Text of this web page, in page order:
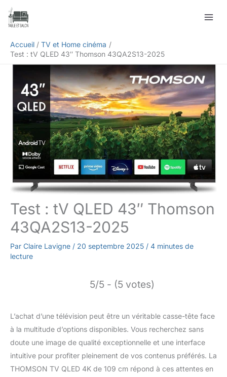
Aller
Accueil
TV et Home cinéma
Test : tV QLED 43″ Thomson 43QA2S13-2025
Test : tV QLED 43″ Thomson
43QA2S13-2025
Par Claire Lavigne / 20 septembre 2025 / 4 minutes de
lecture
5/5 - (5 votes)
L’achat d’une télévision peut être un véritable casse-tête face
à la multitude d’options disponibles. Vous recherchez sans
doute une image de qualité exceptionnelle et une interface
intuitive pour profiter pleinement de vos contenus préférés. La
THOMSON TV QLED 4K de 109 cm répond à ces attentes en
Rechercher